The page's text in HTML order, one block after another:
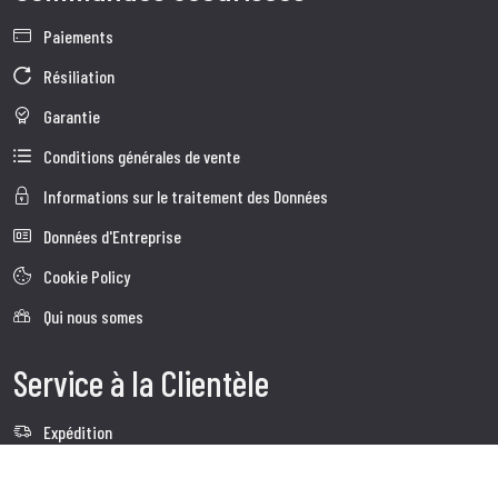
Paiements
Résiliation
Garantie
Conditions générales de vente
Informations sur le traitement des Données
Données d'Entreprise
Cookie Policy
Qui nous somes
Service à la Clientèle
Expédition